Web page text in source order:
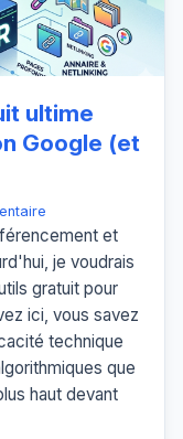
ultime
Google (et
et
je voudrais
gratuit pour
ici, vous savez
technique
que
haut devant